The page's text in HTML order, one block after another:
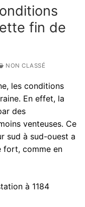
fin de
NON CLASSÉ
les conditions
En effet, la
des
venteuses. Ce
sud à sud-ouest a
fort, comme en
à 1184